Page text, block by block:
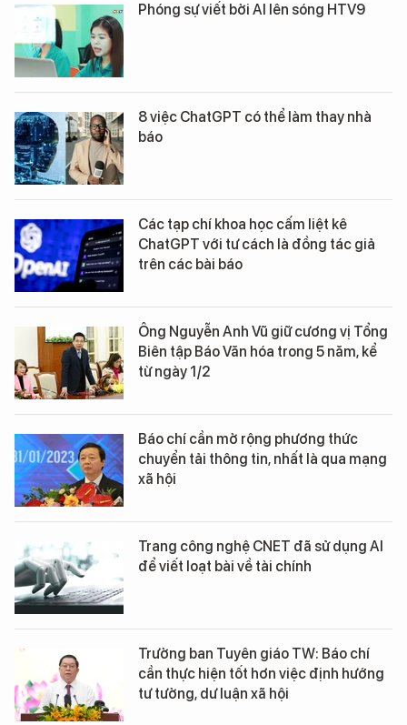
Phóng sự viết bởi AI lên sóng HTV9
8 việc ChatGPT có thể làm thay nhà
báo
Các tạp chí khoa học cấm liệt kê
ChatGPT với tư cách là đồng tác giả
trên các bài báo
Ông Nguyễn Anh Vũ giữ cương vị Tổng
Biên tập Báo Văn hóa trong 5 năm, kể
từ ngày 1/2
Báo chí cần mở rộng phương thức
chuyển tải thông tin, nhất là qua mạng
xã hội
Trang công nghệ CNET đã sử dụng AI
để viết loạt bài về tài chính
Trưởng ban Tuyên giáo TW: Báo chí
cần thực hiện tốt hơn việc định hướng
tư tưởng, dư luận xã hội